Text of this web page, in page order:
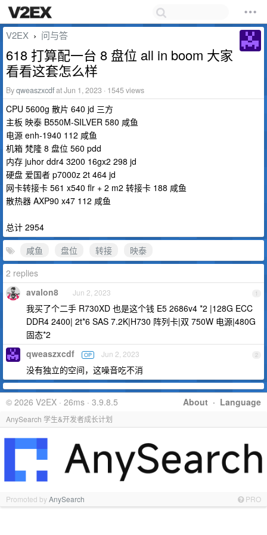
V2EX › 问与答
618 打算配一台 8 盘位 all in boom 大家
看看这套怎么样
Byqweaszxcdfat Jun 1, 2023 · 1545 views
CPU 5600g 散片 640 jd 三方
主板 映泰 B550M-SILVER 580 咸鱼
电源 enh-1940 112 咸鱼
机箱 梵隆 8 盘位 560 pdd
内存 juhor ddr4 3200 16gx2 298 jd
硬盘 爱国者 p7000z 2t 464 jd
网卡转接卡 561 x540 flr + 2 m2 转接卡 188 咸鱼
散热器 AXP90 x47 112 咸鱼
总计 2954
咸鱼
盘位 转接
映泰
2 replies
1
avalon8 Jun 2, 2023
我买了个二手 R730XD 也是这个钱 E5 2686v4 *2 |128G ECC
DDR4 2400| 2t*6 SAS 7.2K|H730 阵列卡|双 750W 电源|480G
固态*2
2
qweaszxcdf OP Jun 2, 2023
没有独立的空间，这噪音吃不消
About · Language
© 2026 V2EX · 26ms · 3.9.8.5
AnySearch 学生&开发者成长计划
Promoted byAnySearch PRO